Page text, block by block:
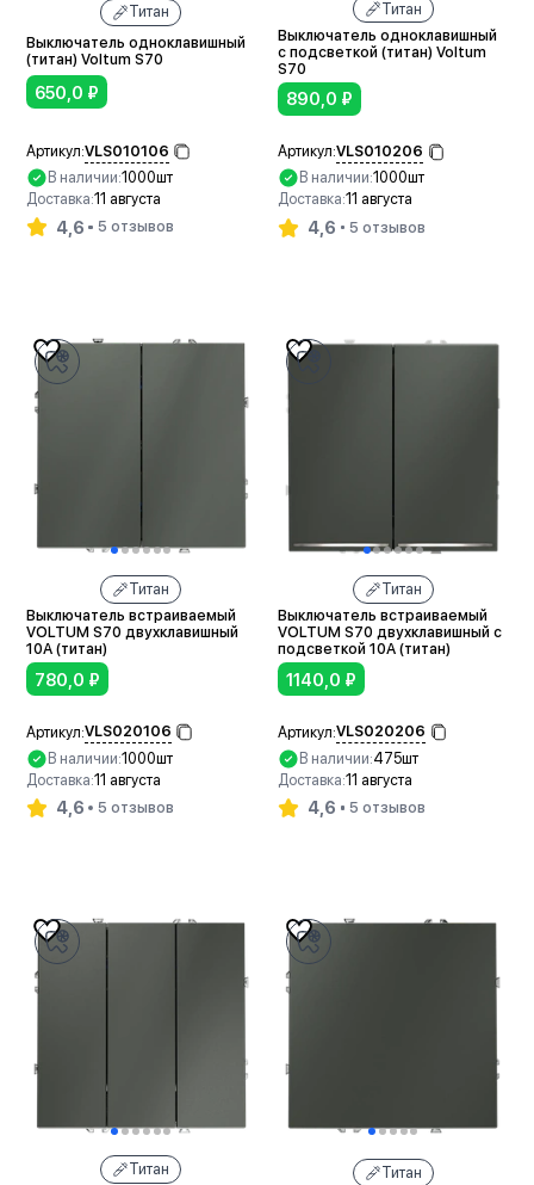
Титан
Выключатель одноклавишный
(титан) Voltum S70
650,0 ₽
Артикул:VLS010106
В наличии:1000шт
Доставка:11 августа
4,6 5 отзывов
Титан
Выключатель одноклавишный
с подсветкой (титан) Voltum
S70
890,0 ₽
Артикул:VLS010206
В наличии:1000шт
Доставка:11 августа
4,6 5 отзывов
Титан
Выключатель встраиваемый
VOLTUM S70 двухклавишный
10А (титан)
780,0 ₽
Артикул:VLS020106
В наличии:1000шт
Доставка:11 августа
4,6 5 отзывов
Титан
Выключатель встраиваемый
VOLTUM S70 двухклавишный с
подсветкой 10А (титан)
1140,0 ₽
Артикул:VLS020206
В наличии:475шт
Доставка:11 августа
4,6 5 отзывов
Титан
Титан